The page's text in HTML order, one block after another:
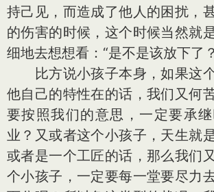
持己见，而造成了他人的困扰，
的伤害的时候，这个时候当然就
细地去想想看：“是不是该放下了
比方说小孩子本身，如果这
他自己的特性在的话，我们又何
要按照我们的意思，一定要承
业？又或者这个小孩子，天生就
或者是一个工匠的话，那么我们
个小孩子，一定要每一堂要尽力